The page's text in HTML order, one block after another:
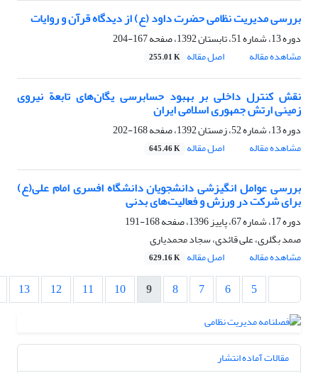
بررسی مدیریت نظامی حضرت داود (ع) از دیدگاه قرآن و روایات
دوره 13، شماره 51، تابستان 1392، صفحه
167-204
مشاهده مقاله
اصل مقاله 255.01 K
نقش کنترل داخلی بر بهبود حسابرسی یگان‌های تابعة نیروی
زمینی ارتش جمهوری اسلامی ایران
دوره 13، شماره 52، زمستان 1392، صفحه
168-202
مشاهده مقاله
اصل مقاله 645.46 K
بررسی عوامل انگیزشی دانشجویان دانشگاه افسری امام علی(ع)
برای شرکت در ورزش و فعالیت‌های بدنی
دوره 17، شماره 67، پاییز 1396، صفحه
168-191
صمد بگلری، علی قائدی، سجاد محمدیاری
مشاهده مقاله
اصل مقاله 629.16 K
5
6
7
8
9
10
11
12
13
مقالات آماده انتشار